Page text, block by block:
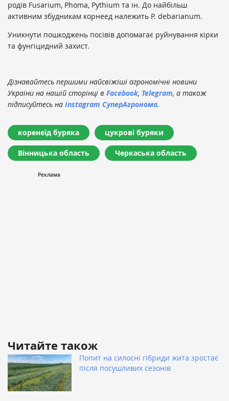
родів Fusarium, Phoma, Pythium та ін. До найбільш
активним збудникам корнеед належить P. debarianum.
Уникнути пошкоджень посівів допомагає руйнування кірки
та фунгіцидний захист.
Дізнавайтесь першими найсвіжіші агрономічні новини
України на нашій сторінці в Facebook, Telegram, а також
підписуйтесь на Instagram СуперАгронома.
коренеїд буряка цукрові буряки
Вінницька область Черкаська область
Читайте також
Попит на силосні гібриди жита зростає
після посушливих сезонів